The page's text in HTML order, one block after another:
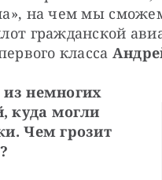
на чем мы
гражданской
класса
немногих
куда могли
Чем грозит